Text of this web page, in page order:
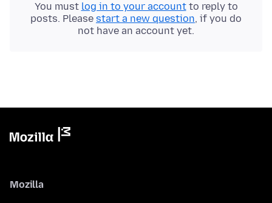
You must log in to your accountto reply to
posts. Please start a new question, if you do
not have an account yet.
Mozilla